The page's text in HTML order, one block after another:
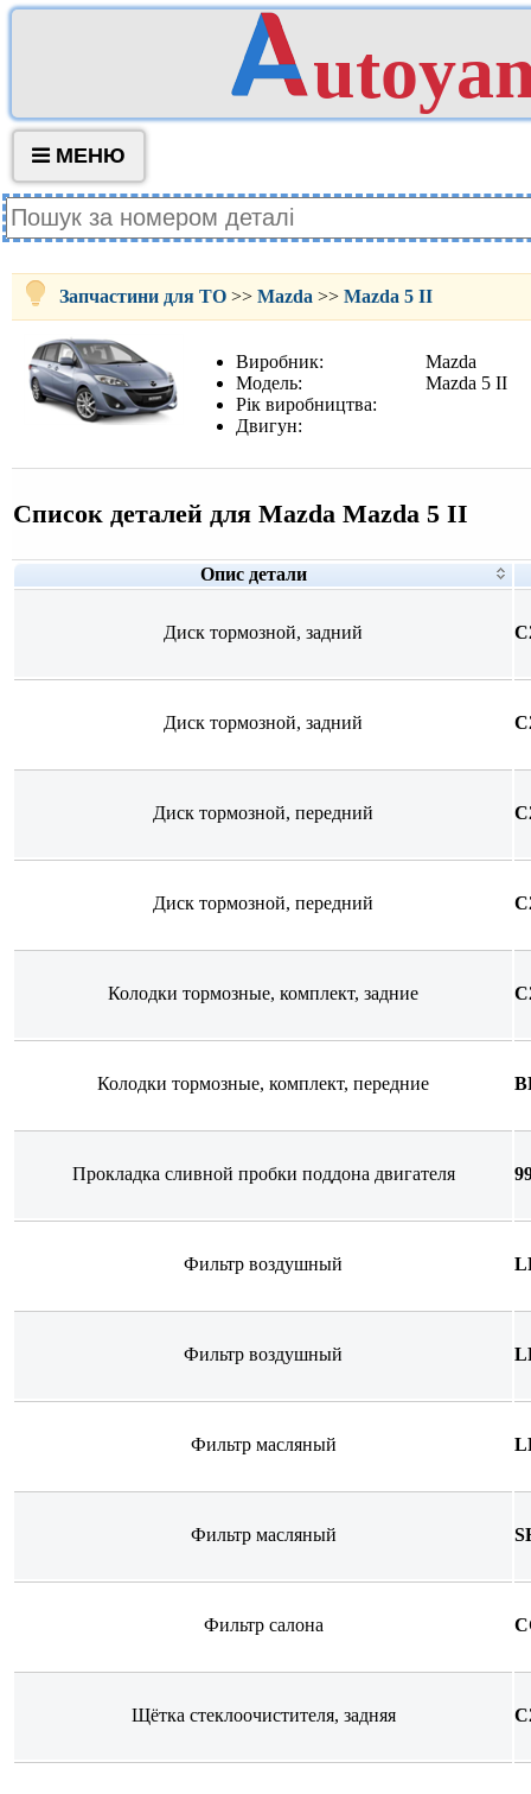
МЕНЮ
Запчастини для ТО >> Mazda >> Mazda 5 II
Виробник:
Mazda
Модель:
Mazda 5 II
Рік виробництва:
Двигун:
Список деталей для Mazda Mazda 5 II
Опис детали
Диск тормозной, задний
Диск тормозной, задний
Диск тормозной, передний
Диск тормозной, передний
Колодки тормозные, комплект, задние
Колодки тормозные, комплект, передние
Прокладка сливной пробки поддона двигателя
Фильтр воздушный
Фильтр воздушный
Фильтр масляный
Фильтр масляный
Фильтр салона
Щётка стеклоочистителя, задняя